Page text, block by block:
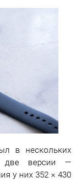
в нескольких
две версии —
у них 352 × 430